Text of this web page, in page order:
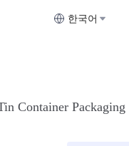
한국어
Container Packaging